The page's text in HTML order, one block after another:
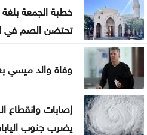
غزة .. إصابة 7 فلسطينيين بإطلاق نار إسرائيلي الأحد
إيران .. تعيين محسن رضائي
للأمن القومي
القناة 13: خلافات تل
القتال في 3 جبهات
خطبة الجمعة بلغة
تحتضن الصم في
وفاة والد ميسي
إصابات وانقطاع
يضرب جنوب